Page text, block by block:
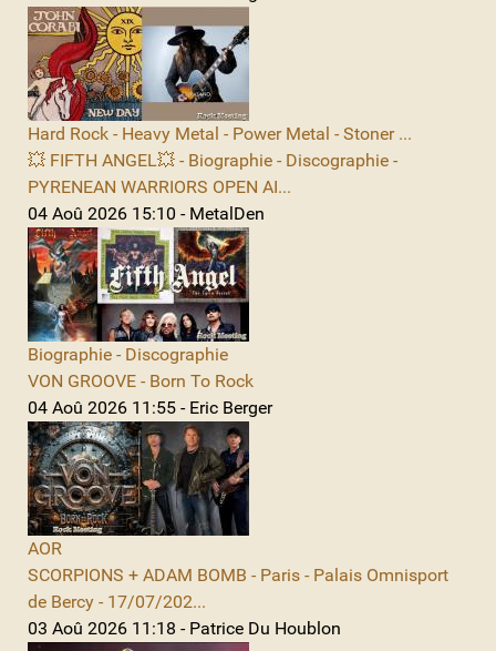
Hard Rock - Heavy Metal - Power Metal - Stoner ...
💥 FIFTH ANGEL💥 - Biographie - Discographie -
PYRENEAN WARRIORS OPEN AI...
04 Aoû 2026 15:10 - MetalDen
Biographie - Discographie
VON GROOVE - Born To Rock
04 Aoû 2026 11:55 - Eric Berger
AOR
SCORPIONS + ADAM BOMB - Paris - Palais Omnisport
de Bercy - 17/07/202...
03 Aoû 2026 11:18 - Patrice Du Houblon